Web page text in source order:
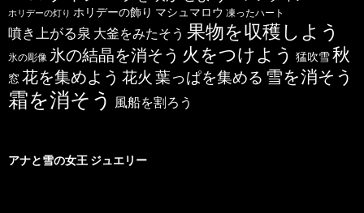
ホリデーの灯り ホリデーの飾り マシュマロウ 凍ったハート
噴き上がる泉 大釜をみたそう 果物を収穫しよう
氷の彫像 氷の結晶を消そう 火をつけよう 猛吹雪秋
窓花を集めよう 花火 葉っぱを集める 雪を消そう
霜を消そう 風船を割ろう
アナと雪の女王 ジュエリー